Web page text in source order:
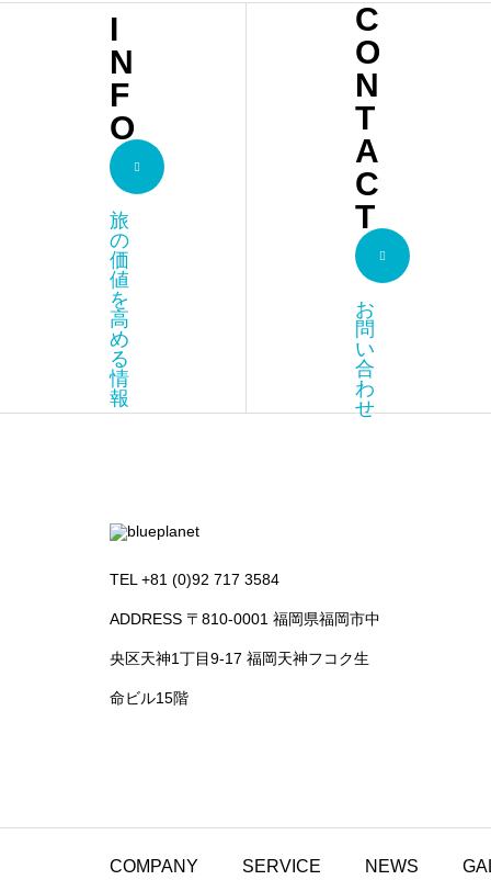
JAR
DINS
DES
SEN
SE
I
N
F
O
旅
の
価
値
を
高
め
る
情
報
C
O
N
T
A
C
T
お
問
い
合
わ
せ
TEL +81 (0)92 717 3584
ADDRESS 〒810-0001 福岡県福岡市中
央区天神1丁目9-17 福岡天神フコク生
命ビル15階
COMPANY SERVICE NEWS